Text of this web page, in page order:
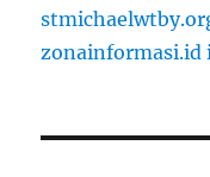
zonainformasi.id